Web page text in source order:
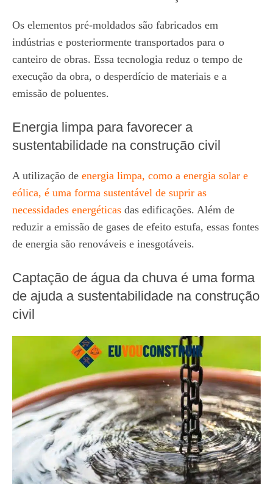
Os elementos pré-moldados são fabricados em
indústrias e posteriormente transportados para o
canteiro de obras. Essa tecnologia reduz o tempo de
execução da obra, o desperdício de materiais e a
emissão de poluentes.
Energia limpa para favorecer a
sustentabilidade na construção civil
A utilização de energia limpa, como a energia solar e
eólica, é uma forma sustentável de suprir as
necessidades energéticas das edificações. Além de
reduzir a emissão de gases de efeito estufa, essas fontes
de energia são renováveis e inesgotáveis.
Captação de água da chuva é uma forma
de ajuda a sustentabilidade na construção
civil